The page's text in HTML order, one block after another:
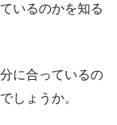
いるのかを知る
に合っているの
しょうか。